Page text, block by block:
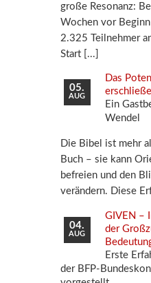
große Resonanz:
Wochen vor
2.325 Teilnehmer
Start
05.
AUG
Das
Ein
Wendel
Die Bibel ist mehr
Buch – sie kann
befreien und den
verändern. Diese
04.
AUG
GIVEN –
der
Erste
der BFP-